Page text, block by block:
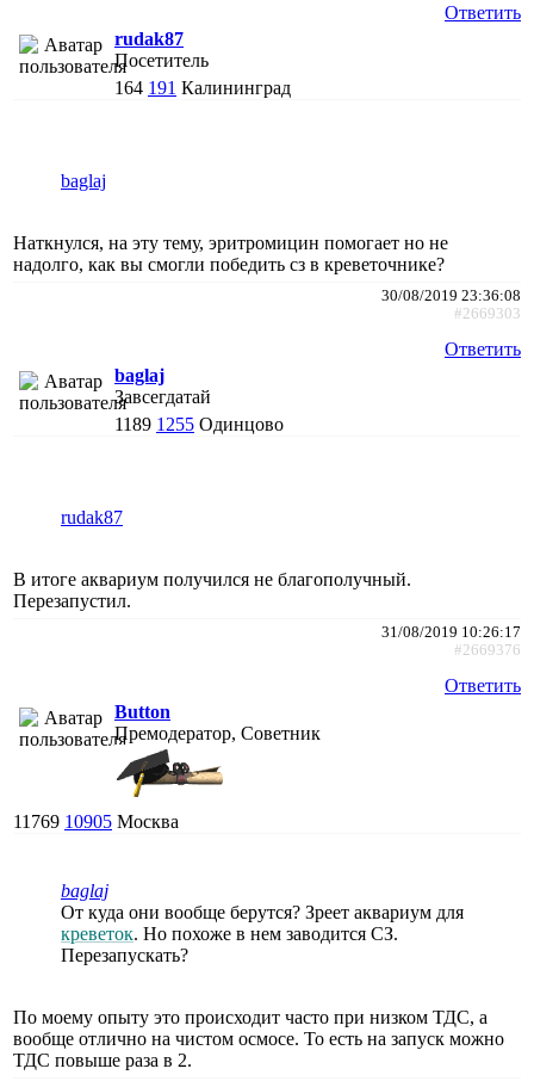
Ответить
rudak87
Посетитель
164 191 Калининград
baglaj
Наткнулся, на эту тему, эритромицин помогает но не
надолго, как вы смогли победить сз в креветочнике?
30/08/2019 23:36:08
#2669303
Ответить
baglaj
Завсегдатай
1189 1255 Одинцово
rudak87
В итоге аквариум получился не благополучный.
Перезапустил.
31/08/2019 10:26:17
#2669376
Ответить
Button
Премодератор, Советник
11769 10905 Москва
baglaj
От куда они вообще берутся? Зреет аквариум для
креветок. Но похоже в нем заводится СЗ.
Перезапускать?
По моему опыту это происходит часто при низком ТДС, а
вообще отлично на чистом осмосе. То есть на запуск можно
ТДС повыше раза в 2.